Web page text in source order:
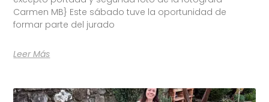
Carmen MB} Este sábado tuve la oportunidad de
formar parte del jurado
Leer Más